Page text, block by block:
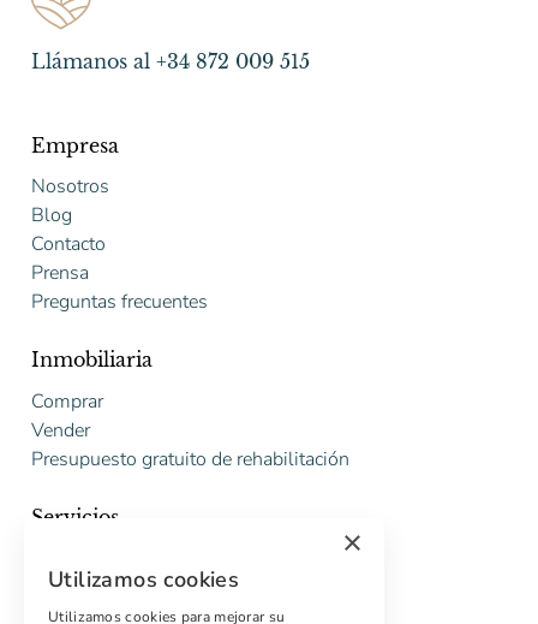
Llámanos al +34 872 009 515
Empresa
Nosotros
Blog
Contacto
Prensa
Preguntas frecuentes
Inmobiliaria
Comprar
Vender
Presupuesto gratuito de rehabilitación
Servicios
Compradores internacionales
Propiedades off-market
×
Utilizamos cookies
Utilizamos cookies para mejorar su